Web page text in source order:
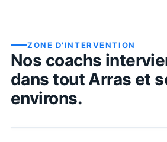
ZONE D'INTERVENTION
Nos coachs
dans tout Arras et
environs.